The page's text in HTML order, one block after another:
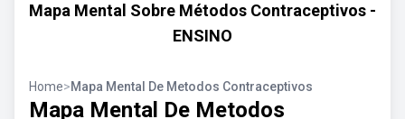
Mapa Mental Sobre Métodos Contraceptivos -
ENSINO
Home>Mapa Mental De Metodos Contraceptivos
Mapa Mental De Metodos